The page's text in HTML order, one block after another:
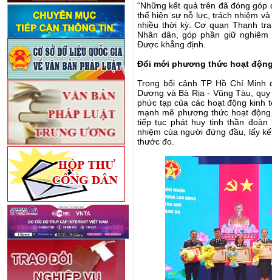
“Những kết quả trên đã đóng
thể hiện sự nỗ lực, trách nhiệm
nhiều thời kỳ. Cơ quan Thanh
Nhân dân, góp phần giữ
Được khẳng định.
Đổi mới phương thức hoạt
Trong bối cảnh TP Hồ Chí
Dương và Bà Rịa - Vũng Tàu,
phức tạp của các hoạt động kinh
mạnh mẽ phương thức hoạt
tiếp tục phát huy tinh thần
nhiệm của người đứng đầu, lấy
thước đo.